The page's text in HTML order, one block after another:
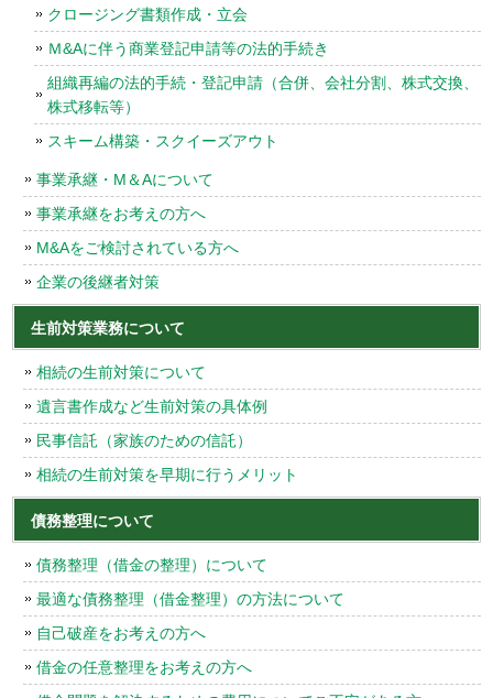
クロージング書類作成・立会
Ｍ&Aに伴う商業登記申請等の法的手続き
組織再編の法的手続・登記申請（合併、会社分割、株式交換、
株式移転等）
スキーム構築・スクイーズアウト
事業承継・M＆Aについて
事業承継をお考えの方へ
M&Aをご検討されている方へ
企業の後継者対策
生前対策業務について
相続の生前対策について
遺言書作成など生前対策の具体例
民事信託（家族のための信託）
相続の生前対策を早期に行うメリット
債務整理について
債務整理（借金の整理）について
最適な債務整理（借金整理）の方法について
自己破産をお考えの方へ
借金の任意整理をお考えの方へ